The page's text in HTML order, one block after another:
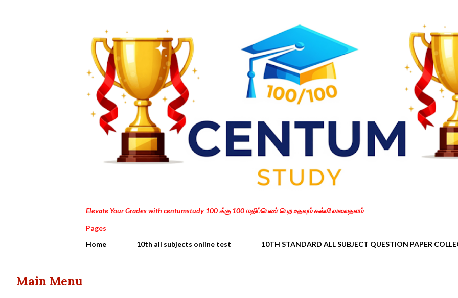
Elevate Your Grades with centumstudy 100 க்கு 100 மதிப்பெண் பெற உதவும் கல்வி வலைதளம்
Pages
Home
10th all subjects online test 10TH STANDARD ALL SUBJECT QUESTION PAPER
Main Menu